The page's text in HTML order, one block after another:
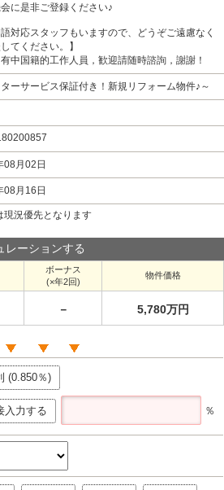
会に是非ご登録ください♪
語対応スタッフもいますので、どうぞご遠慮なく
てください。】
中国籍的工作人員，歓迎請随時諮詢，謝謝！
ーサービス保証付き！新規リフォーム物件♪～
08月02日
08月16日
況優先となります
レーションする
ボーナス
(×年2回)
物件価格
－ 5,780万円
(0.850％)
入力する ％